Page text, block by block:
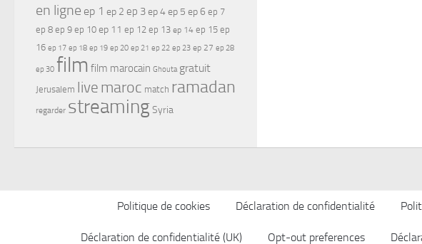
en ligne ep 1 ep 2 ep 3ep 4ep 5 ep 6 ep 7
ep 8 ep 9 ep 10 ep 11 ep 12 ep 13 ep 14 ep 15 ep
16 ep 17 ep 18 ep 19 ep 20 ep 21 ep 22 ep 23 ep 27 ep 28
ep 30 film film marocain Ghouta gratuit
Jerusalem live maroc match ramadan
regarder streamingSyria
Politique de cookies Déclaration de confidentialité
Déclaration de confidentialité (UK) Opt-out preferences